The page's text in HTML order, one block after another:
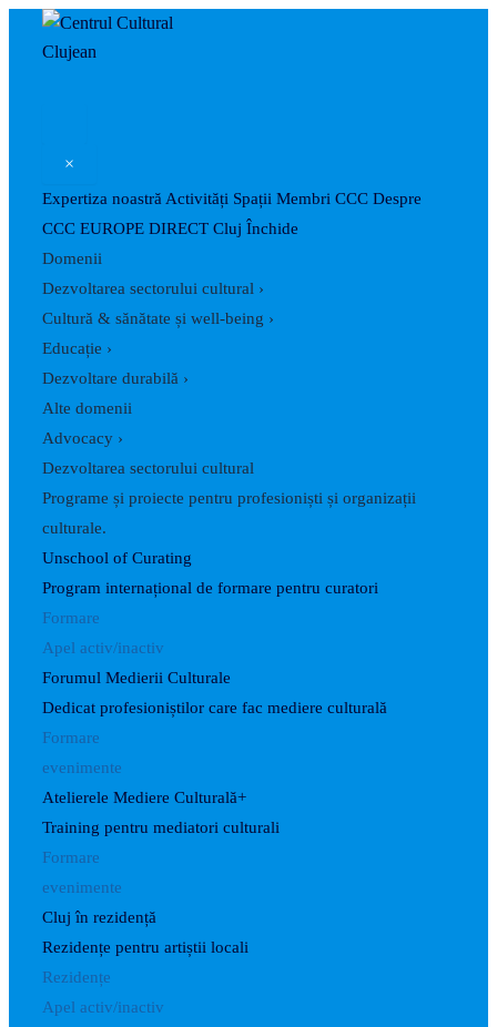
Skip
×
Expertiza noastră Activități Spații Membri CCC Despre
CCC EUROPE DIRECT Cluj Închide
Domenii
Dezvoltarea sectorului cultural ›
Cultură & sănătate și well-being ›
Educație ›
Dezvoltare durabilă ›
Alte domenii
Advocacy ›
Dezvoltarea sectorului cultural
Programe și proiecte pentru profesioniști și organizații
culturale.
Unschool of Curating
Program internațional de formare pentru curatori
Formare
Apel activ/inactiv
Forumul Medierii Culturale
Dedicat profesioniștilor care fac mediere culturală
Formare
evenimente
Atelierele Mediere Culturală+
Training pentru mediatori culturali
Formare
evenimente
Cluj în rezidență
Rezidențe pentru artiștii locali
Rezidențe
Apel activ/inactiv
Post
navigation
Caută